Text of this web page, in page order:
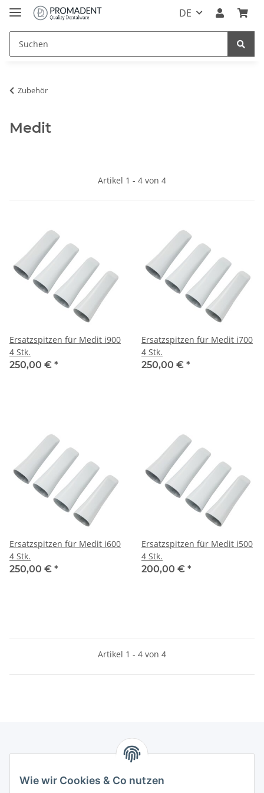
DE
Zubehör
Medit
Artikel 1 - 4 von 4
Ersatzspitzen für Medit i900
4 Stk.
250,00 € *
Ersatzspitzen für Medit i700
4 Stk.
250,00 € *
Ersatzspitzen für Medit i600
4 Stk.
250,00 € *
Ersatzspitzen für Medit i500
4 Stk.
200,00 € *
Artikel 1 - 4 von 4
Wie wir Cookies & Co nutzen